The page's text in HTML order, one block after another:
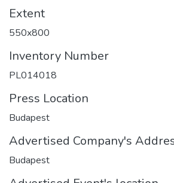
Extent
550x800
Inventory Number
PL014018
Press Location
Budapest
Advertised Company's
Budapest